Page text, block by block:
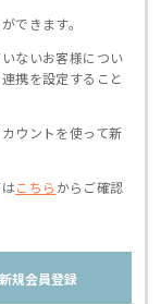
できます。
ないお客様につい
携を設定すること
ウントを使って新
こちら からご確認
規会員登録